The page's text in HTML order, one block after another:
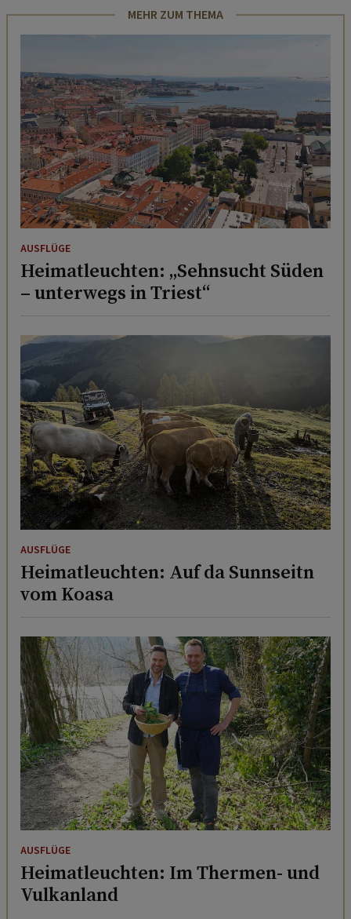
MEHR ZUM THEMA
AUSFLÜGE
Heimatleuchten: „Sehnsucht Süden
– unterwegs in Triest“
AUSFLÜGE
Heimatleuchten: Auf da Sunnseitn
vom Koasa
AUSFLÜGE
Heimatleuchten: Im Thermen- und
Vulkanland